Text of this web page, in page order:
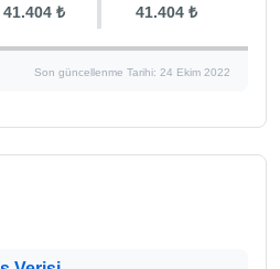
41.404 ₺ 41.404 ₺
Son güncellenme Tarihi: 24 Ekim 2022